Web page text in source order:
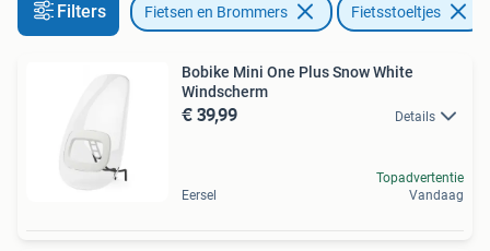
Filters Fietsen en Brommers Fietsstoeltjes
Bobike Mini One Plus Snow White
Windscherm
€ 39,99 Details
Eersel
Topadvertentie
Vandaag